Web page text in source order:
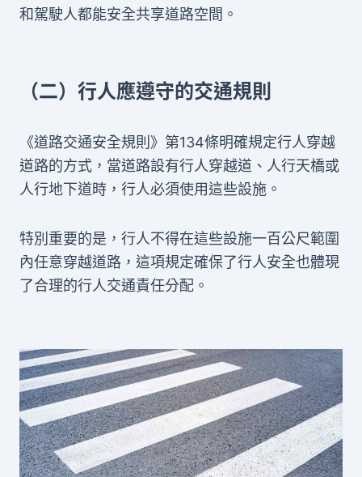
和駕駛人都能安全共享道路空間。
（二）行人應遵守的交通規則
《道路交通安全規則》第134條明確規定行人穿越
道路的方式，當道路設有行人穿越道、人行天橋或
人行地下道時，行人必須使用這些設施。
特別重要的是，行人不得在這些設施一百公尺範圍
內任意穿越道路，這項規定確保了行人安全也體現
了合理的行人交通責任分配。